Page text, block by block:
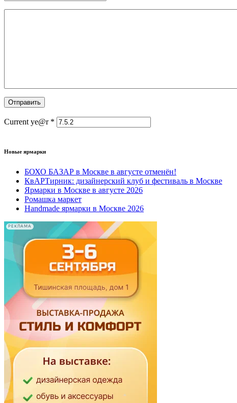
Current ye@r *
Новые ярмарки
БОХО БАЗАР в Москве в августе отменён!
КвАРТирник: дизайнерский клуб и фестиваль в Москве
Ярмарки в Москве в августе 2026
Ромашка маркет
Handmade ярмарки в Москве 2026
РЕКЛАМА